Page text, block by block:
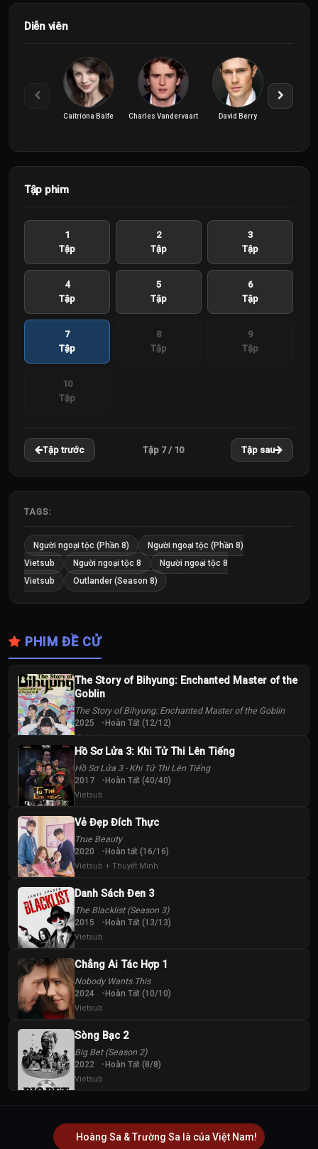
Diễn viên
Caitríona Balfe Charles Vandervaart David Berry
Tập phim
1
Tập
2
Tập
3
Tập
4
Tập
5
Tập
6
Tập
7
Tập
8
Tập
9
Tập
10
Tập
Tập trước Tập 7 / 10 Tập sau
TAGS:
Người ngoại tộc (Phần 8)
Người ngoại tộc (Phần 8)
Vietsub
Người ngoại tộc 8
Người ngoại tộc 8
Vietsub
Outlander (Season 8)
PHIM ĐỀ CỬ
The Story of Bihyung: Enchanted Master of the
Goblin
The Story of Bihyung: Enchanted Master of the Goblin
2025 Hoàn Tất (12/12)
Vietsub
Hồ Sơ Lửa 3: Khi Tử Thi Lên Tiếng
Hồ Sơ Lửa 3 - Khi Tử Thi Lên Tiếng
2017 Hoàn Tất (40/40)
Vietsub
Vẻ Đẹp Đích Thực
True Beauty
2020 Hoàn tất (16/16)
Vietsub + Thuyết Minh
Danh Sách Đen 3
The Blacklist (Season 3)
2015 Hoàn Tất (13/13)
Vietsub
Chẳng Ai Tác Hợp 1
Nobody Wants This
2024 Hoàn Tất (10/10)
Vietsub
Sòng Bạc 2
Big Bet (Season 2)
2022 Hoàn Tất (8/8)
Vietsub
Hoàng Sa & Trường Sa là của Việt Nam!